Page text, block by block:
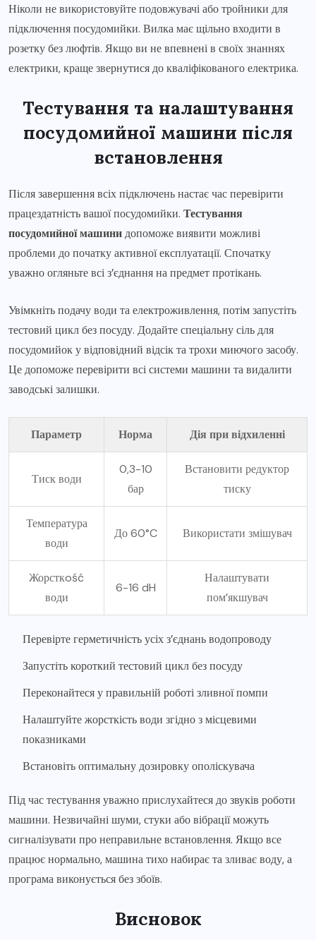
Ніколи не використовуйте подовжувачі або тройники для
підключення посудомийки. Вилка має щільно входити в
розетку без люфтів. Якщо ви не впевнені в своїх знаннях
електрики, краще звернутися до кваліфікованого електрика.
Тестування та налаштування
посудомийної машини після
встановлення
Після завершення всіх підключень настає час перевірити
працездатність вашої посудомийки. Тестування
посудомийної машинидопоможе виявити можливі
проблеми до початку активної експлуатації. Спочатку
уважно огляньте всі з’єднання на предмет протікань.
Увімкніть подачу води та електроживлення, потім запустіть
тестовий цикл без посуду. Додайте спеціальну сіль для
посудомийок у відповідний відсік та трохи миючого засобу.
Це допоможе перевірити всі системи машини та видалити
заводські залишки.
Параметр Норма Дія при відхиленні
Тиск води
0,3-10
бар
Встановити редуктор
тиску
Температура
води
До 60°C Використати змішувач
Жорсткość
води
6-16 dH
Налаштувати
пом’якшувач
Перевірте герметичність усіх з’єднань водопроводу
Запустіть короткий тестовий цикл без посуду
Переконайтеся у правильній роботі зливної помпи
Налаштуйте жорсткість води згідно з місцевими
показниками
Встановіть оптимальну дозировку ополіскувача
Під час тестування уважно прислухайтеся до звуків роботи
машини. Незвичайні шуми, стуки або вібрації можуть
сигналізувати про неправильне встановлення. Якщо все
працює нормально, машина тихо набирає та зливає воду, а
програма виконується без збоїв.
Висновок